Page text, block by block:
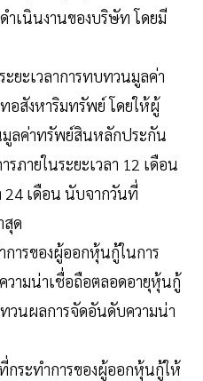
ำเนินงานของบริษัท โดยมี
ยะเวลาการทบทวนมูลค่า
สังหาริมทรัพย์ โดยให้ผู้
ลค่าทรัพย์สินหลักประกัน
ภายในระยะเวลา 12 เดือน
24 เดือน นับจากวันที่
สุด
ารของผู้ออกหุ้นกู้ในการ
วามน่าเชื่อถือตลอดอายุหุ้นกู้
วนผลการจัดอันดับความน่า
ระทำการของผู้ออกหุ้นกู้ให้